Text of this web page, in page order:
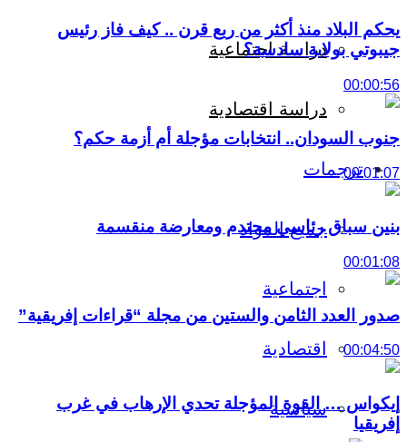
دراسة اجتماعية
دراسة اقتصادية
ترجمات
جميع المواد
اجتماعية
اقتصادية
سياسية
يحكم البلاد منذ أكثر من ربع قرن .. كيف فاز رئيس
جيبوتي بولاية سادسة؟
00:00:56
جنوب السودان.. انتخابات مؤجلة أم أزمة حكم؟
00:01:07
بنين سباق رئاسي محتدم ومعارضة منقسمة
00:01:08
صدور العدد الثامن والستين من مجلة “قراءات إفريقية”
00:04:50
إيكواس … القوة المؤجلة تحدي الإرهاب في غرب
إفريقيا